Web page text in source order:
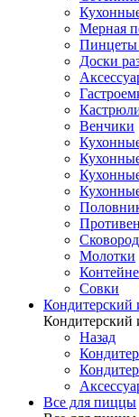
Мерная
Доски
Венчики
Молотки
Совки
Кондитерский
Кондитерский
Назад
Все для пиццы